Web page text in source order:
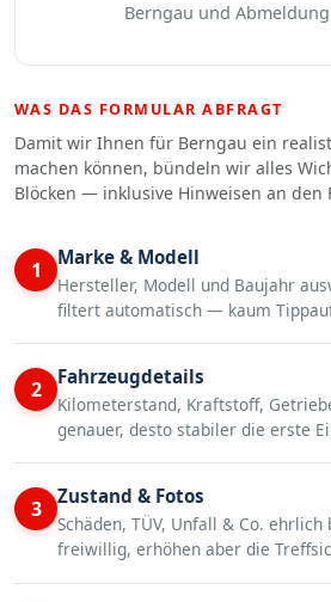
Berngau und
WAS DAS FORMULAR ABFRAGT
Damit wir Ihnen für Berngau ein
machen können, bündeln wir alles
Blöcken — inklusive Hinweisen an den
1 Marke & Modell
Hersteller, Modell und Baujahr
filtert automatisch — kaum
2 Fahrzeugdetails
Kilometerstand, Kraftstoff,
genauer, desto stabiler die erste
3 Zustand & Fotos
Schäden, TÜV, Unfall & Co.
freiwillig, erhöhen aber die